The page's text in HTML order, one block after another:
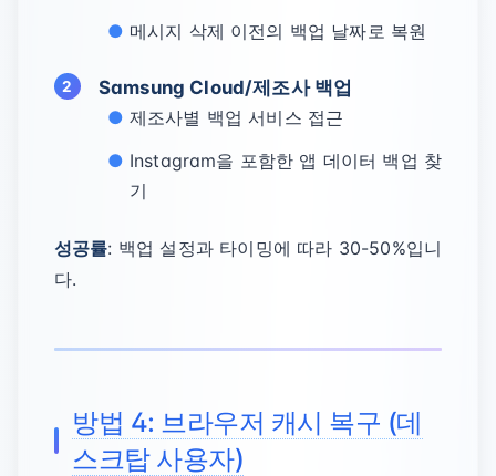
메시지 삭제 이전의 백업 날짜로 복원
Samsung Cloud/제조사 백업
제조사별 백업 서비스 접근
Instagram을 포함한 앱 데이터 백업 찾
기
성공률: 백업 설정과 타이밍에 따라 30-50%입니
다.
방법 4: 브라우저 캐시 복구 (데
스크탑 사용자)